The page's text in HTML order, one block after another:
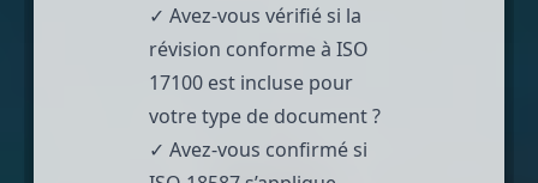
✓ Avez-vous vérifié si la
révision conforme à ISO
17100 est incluse pour
votre type de document ?
✓ Avez-vous confirmé si